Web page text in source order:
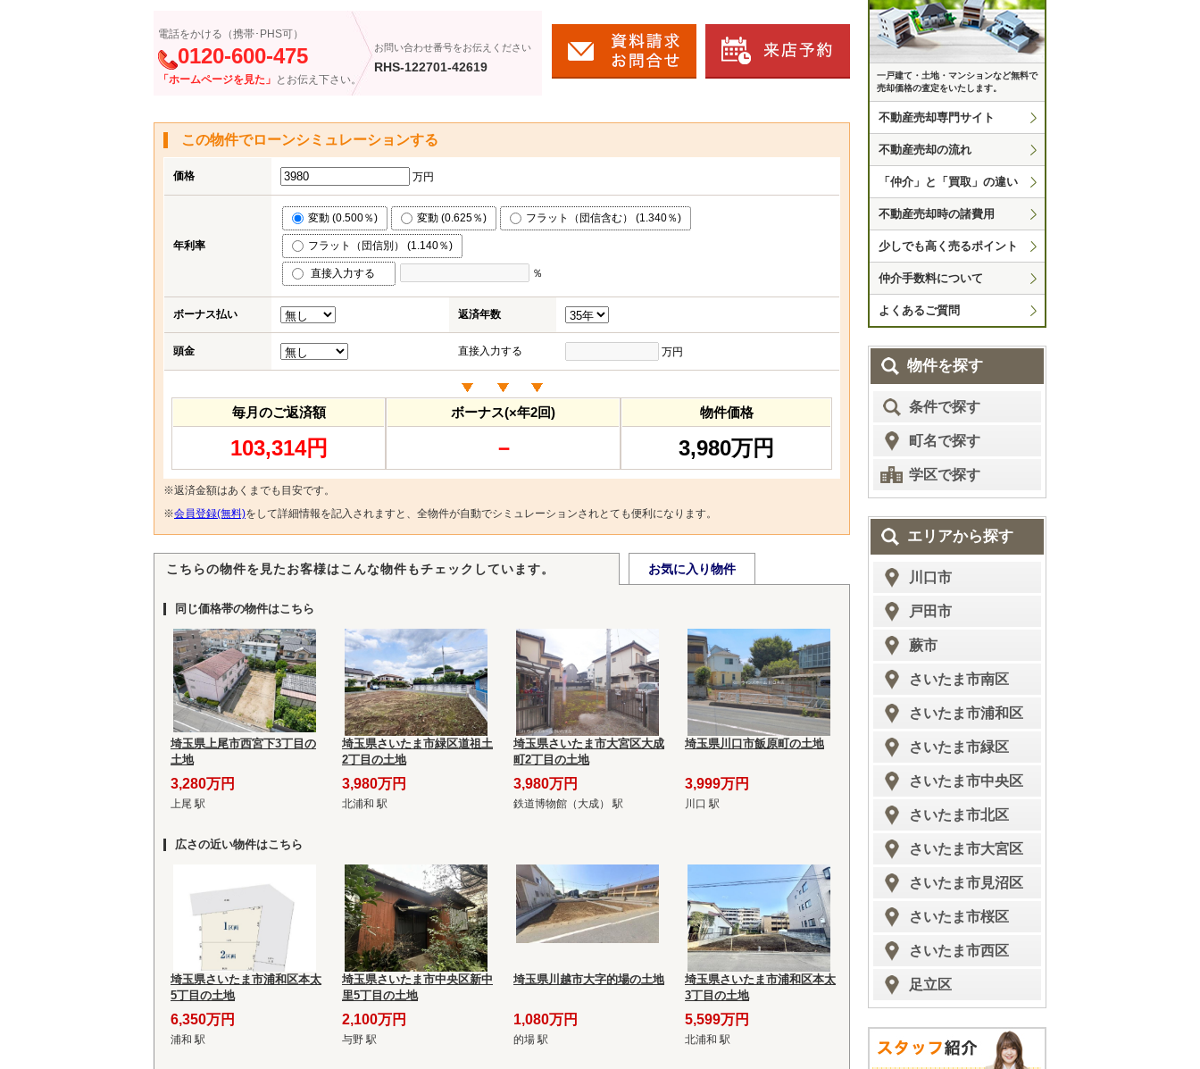
電話をかける（携帯･PHS可）
0120-600-475
「ホームページを見た」 とお伝え下さい。
お問い合わせ番号をお伝えください
RHS-122701-42619
この物件でローンシミュレーションする
価格 万円
年利率
変動 (0.500％) 変動 (0.625％) フラット（団信含む） (1.340％)
フラット（団信別） (1.140％)
直接入力する ％
ボーナス払い 返済年数
頭金 直接入力する 万円
毎月のご返済額
103,314円
ボーナス(×年2回)
－
物件価格
3,980万円
※返済金額はあくまでも目安です。
※会員登録(無料)をして詳細情報を記入されますと、全物件が自動でシミュレーションされとても便利になります。
こちらの物件を見たお客様はこんな物件もチェックしています。 お気に入り物件
同じ価格帯の物件はこちら
埼玉県上尾市西宮下3丁目の
土地
3,280万円
上尾 駅
埼玉県さいたま市緑区道祖土
2丁目の土地
3,980万円
北浦和 駅
埼玉県さいたま市大宮区大成
町2丁目の土地
3,980万円
鉄道博物館（大成） 駅
埼玉県川口市飯原町の土地
3,999万円
川口 駅
広さの近い物件はこちら
埼玉県さいたま市浦和区本太
5丁目の土地
6,350万円
浦和 駅
埼玉県さいたま市中央区新中
里5丁目の土地
2,100万円
与野 駅
埼玉県川越市大字的場の土地
1,080万円
的場 駅
埼玉県さいたま市浦和区本太
3丁目の土地
5,599万円
北浦和 駅
一戸建て・土地・マンションなど無料で
売却価格の査定をいたします。
不動産売却専門サイト
不動産売却の流れ
「仲介」と「買取」の違い
不動産売却時の諸費用
少しでも高く売るポイント
仲介手数料について
よくあるご質問
物件を探す
条件で探す
町名で探す
学区で探す
エリアから探す
川口市
戸田市
蕨市
さいたま市南区
さいたま市浦和区
さいたま市緑区
さいたま市中央区
さいたま市北区
さいたま市大宮区
さいたま市見沼区
さいたま市桜区
さいたま市西区
足立区